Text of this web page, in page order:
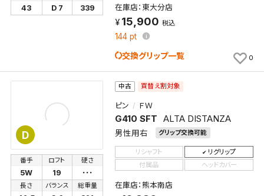
43 D 7 339 在庫店：東大分店
15,900 税込
144 pt
交換グリップ一覧 0
D
中古 買替え割対象
ピン ＦＷ
G410 SFT ALTA DISTANZA
男性用右 グリップ交換可能
番手
5W
ロフト
19
硬さ
･･･
長さ バランス 総重量
リシャフト
リグリップ
付属品
ヘッドカバー
在庫店：熊本南店